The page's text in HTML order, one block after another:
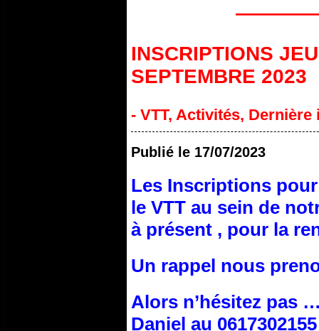
INSCRIPTIONS
SEPTEMBRE 2023
- VTT, Activités, Dernière
Publié le 17/07/2023
Les Inscriptions
le VTT au sein de
à présent , pour la
Un rappel nous
Alors n’hésitez pas
Daniel au